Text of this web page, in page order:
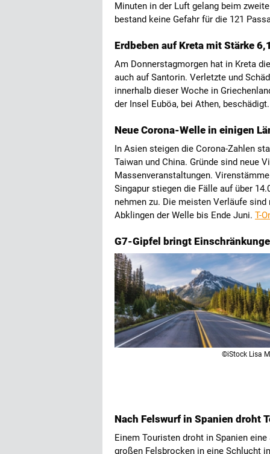
Minuten in der Luft gelang beim
bestand keine Gefahr für die 121
Erdbeben auf Kreta mit Stärke
Am Donnerstagmorgen hat in Kreta
auch auf Santorin. Verletzte und
innerhalb dieser Woche in
der Insel Euböa, bei Athen,
Neue Corona-Welle in einigen
In Asien steigen die Corona-Zahlen
Taiwan und China. Gründe sind neue
Massenveranstaltungen.
Singapur stiegen die Fälle auf über
nehmen zu. Die meisten Verläufe
Abklingen der Welle bis Ende Juni. T-
G7-Gipfel bringt
©iStock Lisa
Nach Felswurf in Spanien droht
Einem Touristen droht in Spanien
großen Felsbrocken in eine Schlucht